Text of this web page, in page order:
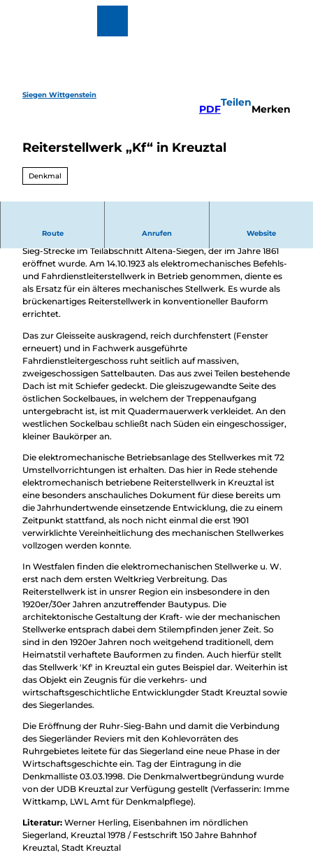
Wandern
Überblick
Buchbare Erlebnisse
&
Trinken
Überblick
Regional
einkaufen
Übernachten
Wohnmobil
Trekkingplätze
Nachhaltig
bei uns
unterwegs
Siegen Wittgenstein
PDF
Teilen
Merken
Reiterstellwerk „Kf“ in Kreuztal
Denkmal
Route Anrufen Website
Das Stellwerk 'Kf' (Kreuztal Fahrdienstleiter) liegt an der Ruhr-
Sieg-Strecke im Teilabschnitt Altena-Siegen, der im Jahre 1861
eröffnet wurde. Am 14.10.1923 als elektromechanisches Befehls-
und Fahrdienstleiterstellwerk in Betrieb genommen, diente es
als Ersatz für ein älteres mechanisches Stellwerk. Es wurde als
brückenartiges Reiterstellwerk in konventioneller Bauform
errichtet.
Das zur Gleisseite auskragend, reich durchfenstert (Fenster
erneuert) und in Fachwerk ausgeführte
Fahrdienstleitergeschoss ruht seitlich auf massiven,
zweigeschossigen Sattelbauten. Das aus zwei Teilen bestehende
Dach ist mit Schiefer gedeckt. Die gleiszugewandte Seite des
östlichen Sockelbaues, in welchem der Treppenaufgang
untergebracht ist, ist mit Quadermauerwerk verkleidet. An den
westlichen Sockelbau schließt nach Süden ein eingeschossiger,
kleiner Baukörper an.
Die elektromechanische Betriebsanlage des Stellwerkes mit 72
Umstellvorrichtungen ist erhalten. Das hier in Rede stehende
elektromechanisch betriebene Reiterstellwerk in Kreuztal ist
eine besonders anschauliches Dokument für diese bereits um
die Jahrhundertwende einsetzende Entwicklung, die zu einem
Zeitpunkt stattfand, als noch nicht einmal die erst 1901
verwirklichte Vereinheitlichung des mechanischen Stellwerkes
vollzogen werden konnte.
In Westfalen finden die elektromechanischen Stellwerke u. W.
erst nach dem ersten Weltkrieg Verbreitung. Das
Reiterstellwerk ist in unsrer Region ein insbesondere in den
1920er/30er Jahren anzutreffender Bautypus. Die
architektonische Gestaltung der Kraft- wie der mechanischen
Stellwerke entsprach dabei dem Stilempfinden jener Zeit. So
sind in den 1920er Jahren noch weitgehend traditionell, dem
Heimatstil verhaftete Bauformen zu finden. Auch hierfür stellt
das Stellwerk 'Kf' in Kreuztal ein gutes Beispiel dar. Weiterhin ist
das Objekt ein Zeugnis für die verkehrs- und
wirtschaftsgeschichtliche Entwicklungder Stadt Kreuztal sowie
des Siegerlandes.
Die Eröffnung der Ruhr-Sieg-Bahn und damit die Verbindung
des Siegerländer Reviers mit den Kohlevorräten des
Ruhrgebietes leitete für das Siegerland eine neue Phase in der
Wirtschaftsgeschichte ein. Tag der Eintragung in die
Denkmalliste 03.03.1998. Die Denkmalwertbegründung wurde
von der UDB Kreuztal zur Verfügung gestellt (Verfasserin: Imme
Wittkamp, LWL Amt für Denkmalpflege).
Literatur: Werner Herling, Eisenbahnen im nördlichen
Siegerland, Kreuztal 1978 / Festschrift 150 Jahre Bahnhof
Kreuztal, Stadt Kreuztal